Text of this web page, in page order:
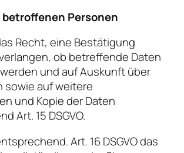
betroffenen Personen
Recht, eine Bestätigung
ob betreffende Daten
und auf Auskunft über
sowie auf weitere
und Kopie der Daten
Art. 15 DSGVO.
Art. 16 DSGVO das